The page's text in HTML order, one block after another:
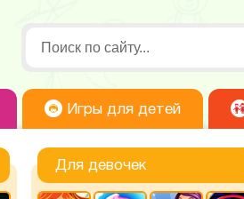
Игры для детей
Для девочек